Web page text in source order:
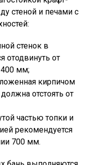
стеной и печами с
стенок в
отодвинуть от
400 мм;
кирпичом
отстоять от
частью топки и
рекомендуется
700 мм.